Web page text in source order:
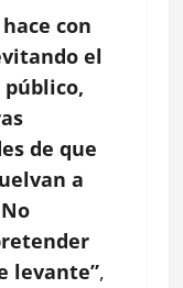
con
el
público,
de que
a
levante”,